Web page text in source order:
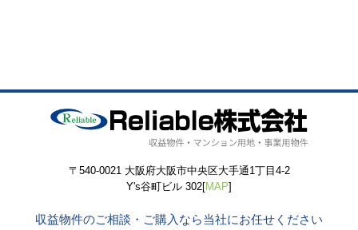
〒540-0021 大阪府大阪市中央区大手通1丁目4-2
Y's谷町ビル 302[MAP]
収益物件のご相談・ご購入なら当社にお任せください